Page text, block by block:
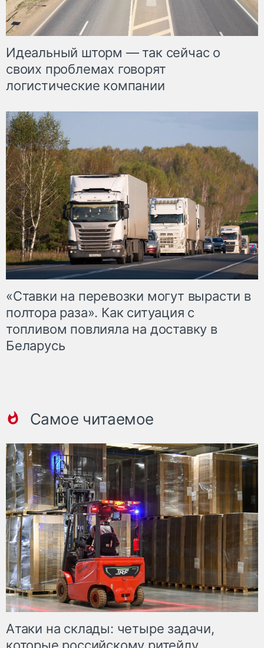
Идеальный шторм — так сейчас о
своих проблемах говорят
логистические компании
«Ставки на перевозки могут вырасти в
полтора раза». Как ситуация с
топливом повлияла на доставку в
Беларусь
Самое читаемое
Атаки на склады: четыре задачи,
которые российскому ритейлу